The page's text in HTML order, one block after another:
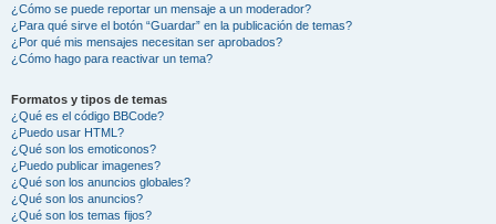
¿Cómo se puede reportar un mensaje a un moderador?
¿Para qué sirve el botón “Guardar” en la publicación de temas?
¿Por qué mis mensajes necesitan ser aprobados?
¿Cómo hago para reactivar un tema?
Formatos y tipos de temas
¿Qué es el código BBCode?
¿Puedo usar HTML?
¿Qué son los emoticonos?
¿Puedo publicar imagenes?
¿Qué son los anuncios globales?
¿Qué son los anuncios?
¿Qué son los temas fijos?